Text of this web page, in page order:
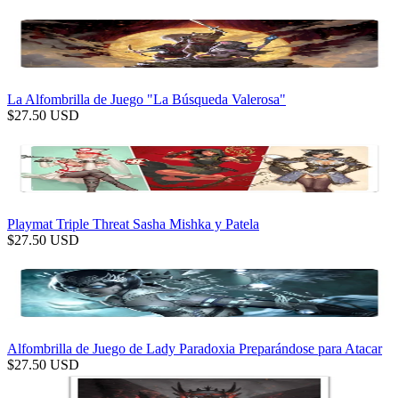
La Alfombrilla de Juego "La Búsqueda Valerosa"
$27.50 USD
Playmat Triple Threat Sasha Mishka y Patela
$27.50 USD
Alfombrilla de Juego de Lady Paradoxia Preparándose para Atacar
$27.50 USD